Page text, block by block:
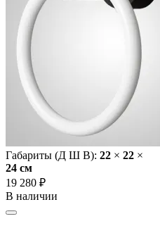
Габариты (Д Ш В): 22 × 22 ×
24 cм
19 280 ₽
В наличии